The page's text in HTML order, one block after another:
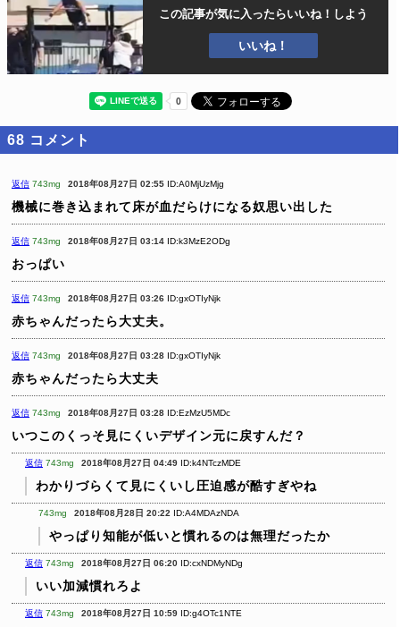
この記事が気に入ったらいいね！しよう
いいね！
68 コメント
返信 743mg 2018年08月27日 02:55 ID:A0MjUzMjg
機械に巻き込まれて床が血だらけになる奴思い出した
返信 743mg 2018年08月27日 03:14 ID:k3MzE2ODg
おっぱい
返信 743mg 2018年08月27日 03:26 ID:gxOTIyNjk
赤ちゃんだったら大丈夫。
返信 743mg 2018年08月27日 03:28 ID:gxOTIyNjk
赤ちゃんだったら大丈夫
返信 743mg 2018年08月27日 03:28 ID:EzMzU5MDc
いつこのくっそ見にくいデザイン元に戻すんだ？
返信 743mg 2018年08月27日 04:49 ID:k4NTczMDE
わかりづらくて見にくいし圧迫感が酷すぎやね
743mg 2018年08月28日 20:22 ID:A4MDAzNDA
やっぱり知能が低いと慣れるのは無理だったか
返信 743mg 2018年08月27日 06:20 ID:cxNDMyNDg
いい加減慣れろよ
返信 743mg 2018年08月27日 10:59 ID:g4OTc1NTE